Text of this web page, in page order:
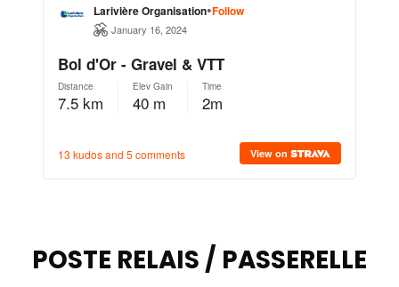
POSTE RELAIS / PASSERELLE